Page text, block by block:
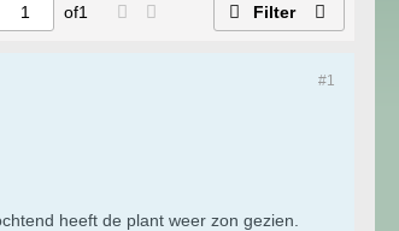
of1 Filter
#1
heeft de plant weer zon gezien.